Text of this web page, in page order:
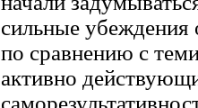
сильные убеждения
по сравнению с
активно